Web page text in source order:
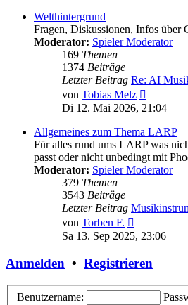
Welthintergrund
Fragen, Diskussionen, Infos über
Moderator: Spieler Moderator
169 Themen
1374 Beiträge
Letzter Beitrag Re: AI
von Tobias Melz
Beitrag
Di 12. Mai 2026, 21:04
Allgemeines zum Thema LARP
Für alles rund ums LARP was
passt oder nicht unbedingt mit
Moderator: Spieler Moderator
379 Themen
3543 Beiträge
Letzter Beitrag
von Torben F.
Beitrag
Sa 13. Sep 2025, 23:06
Anmelden • Registrieren
Benutzername: